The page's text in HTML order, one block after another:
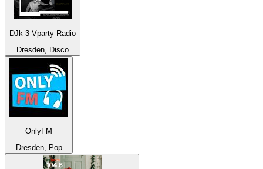
DJk 3 Vparty Radio
Dresden, Disco
OnlyFM
Dresden, Pop